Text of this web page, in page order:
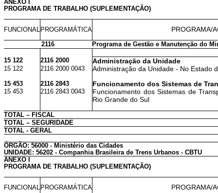
ANEXO I
PROGRAMA DE TRABALHO (SUPLEMENTAÇÃO)
FUNCIONAL PROGRAMÁTICA PROGRAMA/
2116 Programa de Gestão e Manutenção do
15 122 2116 2000 Administração da Unidade
15 122 2116 2000 0043 Administração da Unidade - No Estado
15 453 2116 2843 Funcionamento dos Sistemas de
15 453 2116 2843 0043
Funcionamento dos Sistemas de
Rio Grande do Sul
TOTAL – FISCAL
TOTAL – SEGURIDADE
TOTAL - GERAL
ÓRGÃO: 56000 - Ministério das Cidades
UNIDADE: 56202 - Companhia Brasileira de Trens Urbanos - CBTU
ANEXO I
PROGRAMA DE TRABALHO (SUPLEMENTAÇÃO)
FUNCIONAL PROGRAMÁTICA PROGRAMA/